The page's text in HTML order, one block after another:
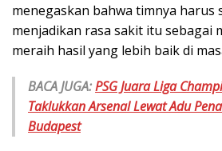
menegaskan bahwa timnya harus
menjadikan rasa sakit itu sebagai
meraih hasil yang lebih baik di
BACA JUGA:PSG Juara Liga
Taklukkan Arsenal Lewat Adu
Budapest